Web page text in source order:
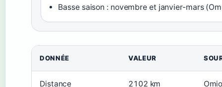
Basse saison : novembre et janvier-mars
DONNÉE VALEUR
Distance 2102 km Omio